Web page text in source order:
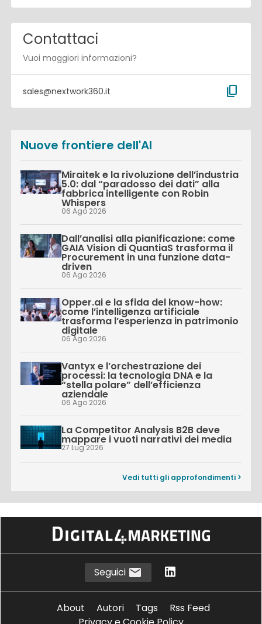
Contattaci
Vuoi maggiori informazioni?
sales@nextwork360.it content_copy
Nuove frontiere dell'AI
Miraitek e la rivoluzione dell’industria
5.0: dal “paradosso dei dati” alla
fabbrica intelligente con Robin
Whispers
06 Ago 2026
Dall’analisi alla pianificazione: come
GAIA Vision di QuantiaS trasforma il
Procurement in una funzione data-
driven
06 Ago 2026
Opper.ai e la sfida del know-how:
come l’intelligenza artificiale
trasforma l’esperienza in patrimonio
digitale
06 Ago 2026
Vantyx e l’orchestrazione dei
processi: la tecnologia DNA e la
“stella polare” dell’efficienza
aziendale
06 Ago 2026
La Competitor Analysis B2B deve
mappare i vuoti narrativi dei media
27 Lug 2026
Vedi tutti gli approfondimenti >
Seguici
About Autori Tags
Rss Feed